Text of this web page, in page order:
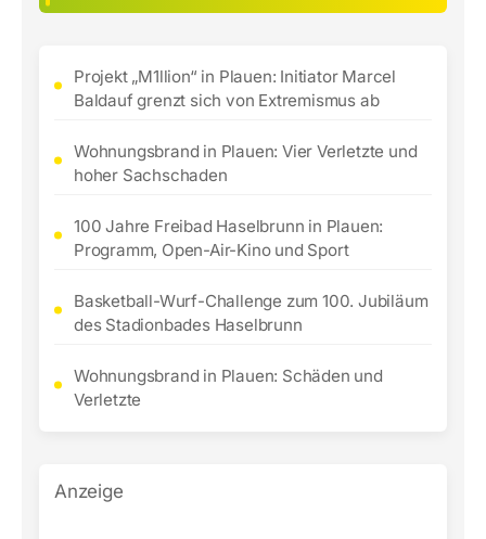
Projekt „M1llion“ in Plauen: Initiator Marcel
Baldauf grenzt sich von Extremismus ab
Wohnungsbrand in Plauen: Vier Verletzte und
hoher Sachschaden
100 Jahre Freibad Haselbrunn in Plauen:
Programm, Open-Air-Kino und Sport
Basketball-Wurf-Challenge zum 100. Jubiläum
des Stadionbades Haselbrunn
Wohnungsbrand in Plauen: Schäden und
Verletzte
Anzeige